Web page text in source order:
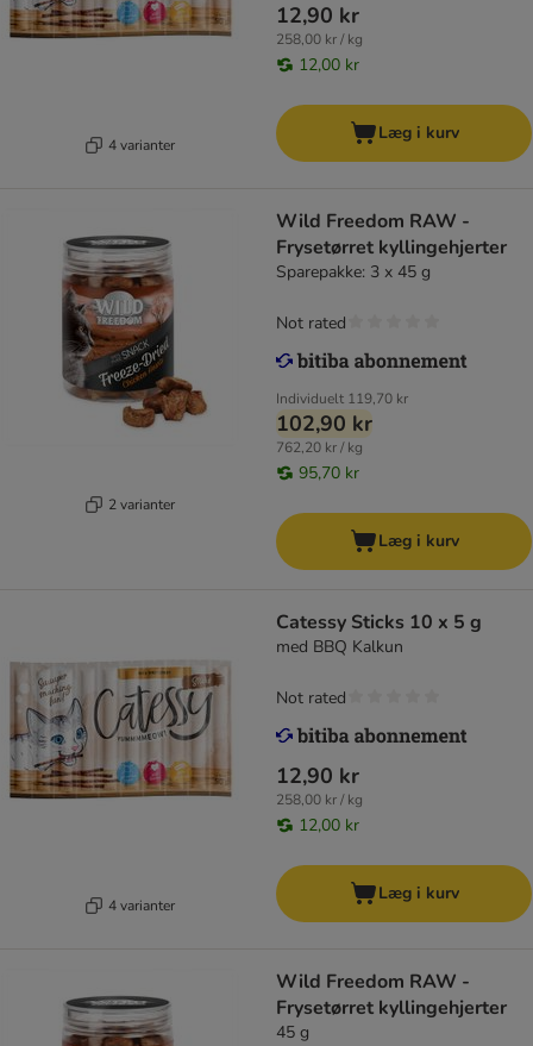
4 varianter
12,90 kr
258,00 kr / kg
12,00 kr
Læg i kurv
2 varianter
Wild Freedom RAW -
Frysetørret kyllingehjerter
Sparepakke: 3 x 45 g
Individuelt 119,70 kr
102,90 kr
762,20 kr / kg
95,70 kr
Not rated
Læg i kurv
4 varianter
Catessy Sticks 10 x 5 g
med BBQ Kalkun
12,90 kr
258,00 kr / kg
12,00 kr
Not rated
Læg i kurv
Wild Freedom RAW -
Frysetørret kyllingehjerter
45 g